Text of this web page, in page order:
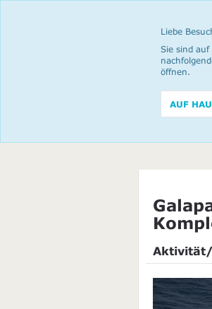
Liebe
Sie sind
öffnen.
AUF
Aktivität/